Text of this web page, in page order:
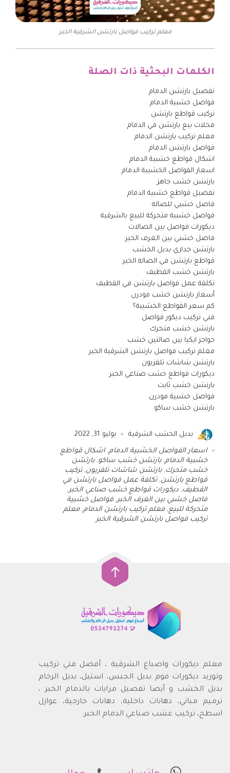
معلم تركيب فواصل بارتشن الشرقية الخبر
الكلمات البحثية ذات الصلة
تفصيل بارتشن الدمام
فواصل خشبية الدمام
تركيب قواطع بارتشن
محلات بيع بارتشن في الدمام
معلم تركيب بارتشن الدمام
فواصل بارتشن الدمام
اشكال قواطع خشبية الدمام
اسعار الفواصل الخشبية الدمام
بارتشن خشب جاهز
تفصيل قواطع خشبية الدمام
فاصل خشبي للصاله
فواصل خشبية متحركة للبيع بالشرقية
ديكورات فواصل بين الصالات
فاصل خشبي بين الغرف الخبر
بارتشن جداري بديل الخشب
قواطع بارتشن في الصاله الخبر
بارتشن خشب القطيف
تكلفة عمل فواصل بارتشن في القطيف
أسعار بارتشن خشب مودرن
كم سعر القواطع الخشبية؟
فني تركيب ديكور فواصل
بارتشن خشب متحرك
حواجز ايكيا بين صالتين خشب
معلم تركيب فواصل بارتشن الشرقية الخبر
بارتشن شاشات تلفزيون
ديكورات قواطع خشب صناعي الخبر
بارتشن خشب ثابت
فواصل خشبية مودرن
بارتشن خشب ساكو
بديل الخشب الشرقية يوليو 31, 2022
اسعار الفواصل الخشبية الدمام,اشكال قواطع
خشبية الدمام,بارتشن خشب ساكو,بارتشن
خشب متحرك ,بارتشن شاشات تلفزيون,تركيب
قواطع بارتشن,تكلفة عمل فواصل بارتشن في
القطيف , ديكورات قواطع خشب صناعي الخبر,
فاصل خشبي بين الغرف الخبر, فواصل خشبية
متحركة للبيع,معلم تركيب بارتشن الدمام,معلم
تركيب فواصل بارتشن الشرقية الخبر
معلم ديكورات واصباغ الشرقية ، أفضل فني تركيب
وتوريد ديكورات فوم بديل الجبس، استيل، بديل الرخام
بديل الخشب و أيضا تفصيل مرايات بالدمام الخبر ،
ترميم مباني، دهانات داخلية، دهانات خارجية، عوازل
اسطح، تركيب عشب صناعي الدمام الخبر.